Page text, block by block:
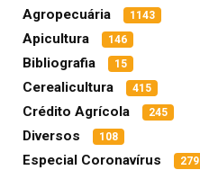
Agropecuária 1143
Apicultura 146
Bibliografia 15
Cerealicultura 415
Crédito Agrícola 245
Diversos 108
Especial Coronavírus 279